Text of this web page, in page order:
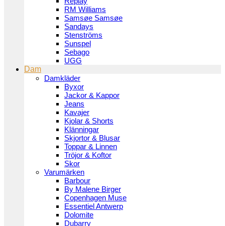
RM Williams
Samsøe Samsøe
Sandays
Stenströms
Sunspel
Sebago
UGG
Dam
Damkläder
Byxor
Jackor & Kappor
Jeans
Kavajer
Kjolar & Shorts
Klänningar
Skjortor & Blusar
Toppar & Linnen
Tröjor & Koftor
Skor
Varumärken
Barbour
By Malene Birger
Copenhagen Muse
Essentiel Antwerp
Dolomite
Dubarry